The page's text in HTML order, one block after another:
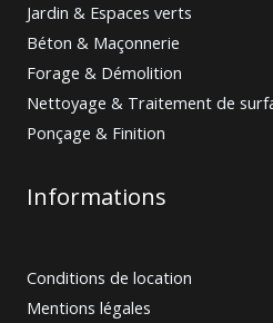
Jardin & Espaces verts
Béton & Maçonnerie
Forage & Démolition
Nettoyage & Traitement de
Ponçage & Finition
Informations
Conditions de location
Mentions légales